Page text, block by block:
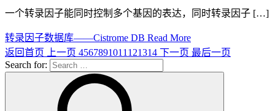
一个转录因子能同时控制多个基因的表达，同时转录因子 […]
转录因子数据库——Cistrome DB Read More
返回首页
上一页 4567891011 121314 下一页 最后一页
Search for: